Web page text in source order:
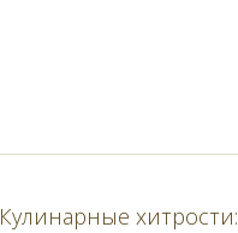
Кулинарные хитрости: